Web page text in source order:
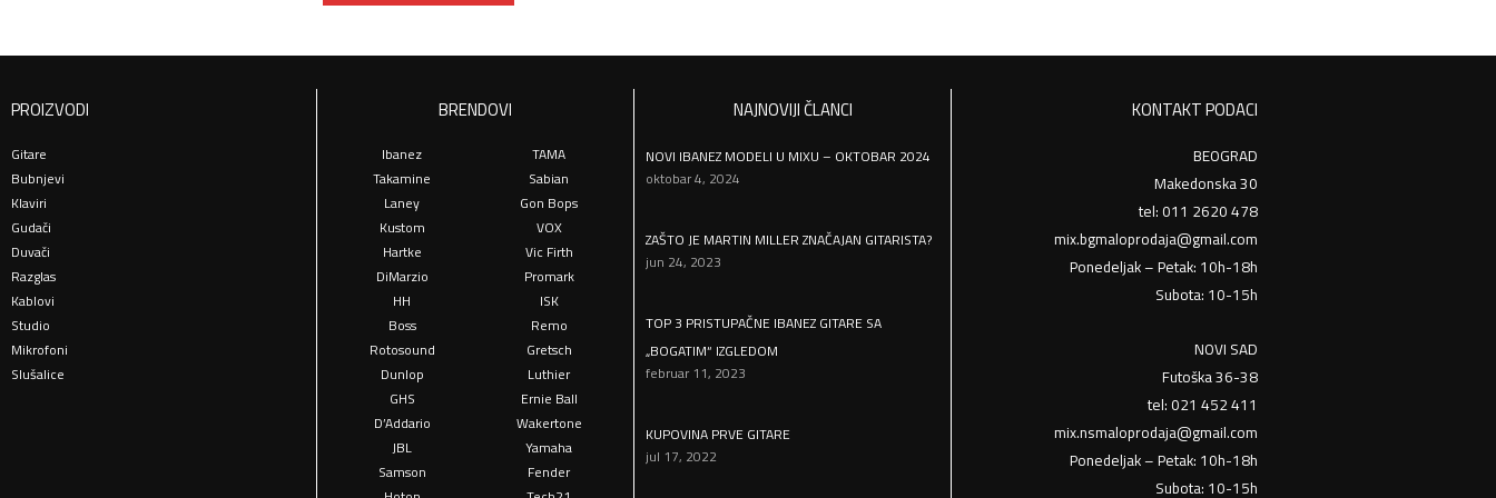
PROIZVODI
Gitare
Bubnjevi
Klaviri
Gudači
Duvači
Razglas
Kablovi
Studio
Mikrofoni
Slušalice
BRENDOVI
Ibanez
Takamine
Laney
Kustom
Hartke
DiMarzio
HH
Boss
Rotosound
Dunlop
GHS
D’Addario
JBL
Samson
TAMA
Sabian
Gon Bops
VOX
Vic Firth
Promark
ISK
Remo
Gretsch
Luthier
Ernie Ball
Wakertone
Yamaha
Fender
NAJNOVIJI ČLANCI
NOVI IBANEZ MODELI U MIXU – OKTOBAR 2024
oktobar 4, 2024
ZAŠTO JE MARTIN MILLER ZNAČAJAN GITARISTA?
jun 24, 2023
TOP 3 PRISTUPAČNE IBANEZ GITARE SA
„BOGATIM“ IZGLEDOM
februar 11, 2023
KUPOVINA PRVE GITARE
jul 17, 2022
KONTAKT PODACI
BEOGRAD
Makedonska 30
tel: 011 2620 478
mix.bgmaloprodaja@gmail.com
Ponedeljak – Petak: 10h-18h
Subota: 10-15h
NOVI SAD
Futoška 36-38
tel: 021 452 411
mix.nsmaloprodaja@gmail.com
Ponedeljak – Petak: 10h-18h
Subota: 10-15h